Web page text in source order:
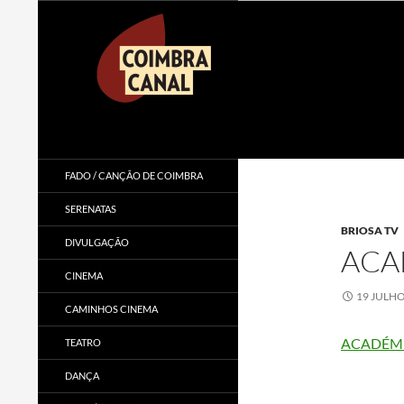
BRIOSA TV
19
FADO / CANÇÃO DE COIMBRA
SERENATAS
DIVULGAÇÃO
CINEMA
CAMINHOS CINEMA
TEATRO
DANÇA